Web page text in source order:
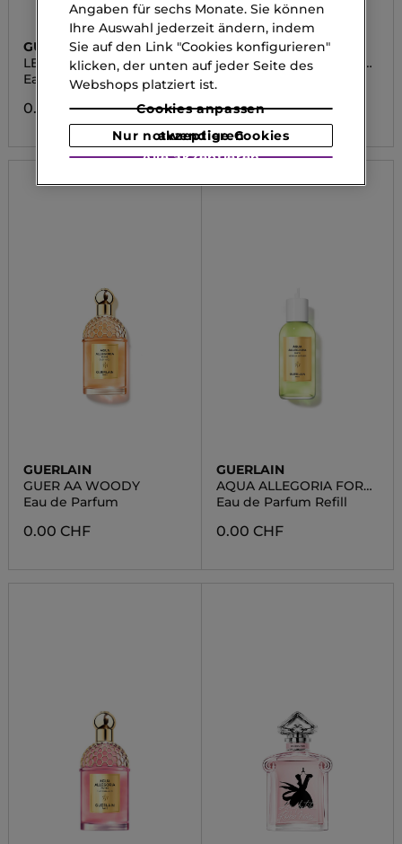
GUERLAIN
LES MASCULINS
Eau de Parfum
0.00 CHF
GUERLAIN
AQUA ALLEGORIA FORTE
NEROLIA VETIVER
0.00 CHF
GUERLAIN
GUER AA WOODY
Eau de Parfum
0.00 CHF
GUERLAIN
AQUA ALLEGORIA FORTE
NEROLIA VETIVER
Eau de Parfum Refill
0.00 CHF
Angaben für sechs Monate. Sie können
Ihre Auswahl jederzeit ändern, indem
Sie auf den Link "Cookies konfigurieren"
klicken, der unten auf jeder Seite des
Webshops platziert ist.
Cookies anpassen
Nur notwendige Cookies akzeptieren
Alle akzeptieren